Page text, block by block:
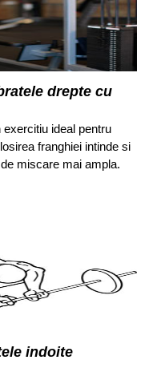
drepte cu
ideal pentru
franghiei intinde si
miscare mai ampla.
indoite